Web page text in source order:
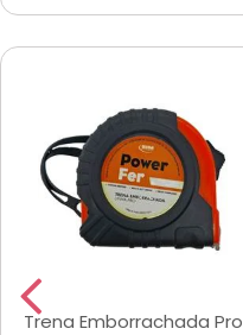
Trena Emborrachada Pro